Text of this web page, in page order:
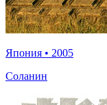
Япония • 2005
Соланин